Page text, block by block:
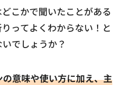
こかで聞いたことがある
ってよくわからない！と
でしょうか？
の意味や使い方に加え、主